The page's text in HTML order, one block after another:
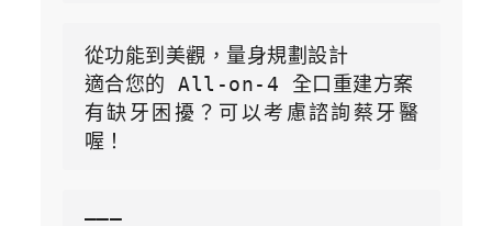
從功能到美觀，量身規劃設計
適合您的 All-on-4 全口重建方案
有缺牙困擾？可以考慮諮詢蔡牙醫
喔！
———